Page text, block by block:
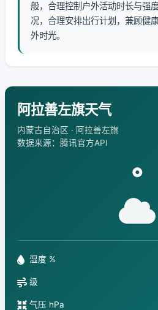
般，合理控制户外活动时长与强
况，合理安排出行计划，兼顾健
外时光。
阿拉善左旗天气
内蒙古自治区 · 阿拉善左旗
数据来源：腾讯官方API
°
湿度 %
级
气压 hPa